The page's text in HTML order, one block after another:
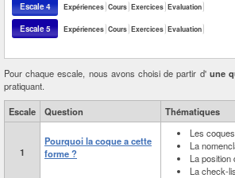
Escale 4 Expériences Cours Exercices Evaluation
Escale 5 Expériences Cours Exercices Evaluation
Pour chaque escale, nous avons choisi de partir d' une
pratiquant.
Escale
Question Thématiques
1
Pourquoi la coque a cette
forme ?
Les
La
La position
La check-